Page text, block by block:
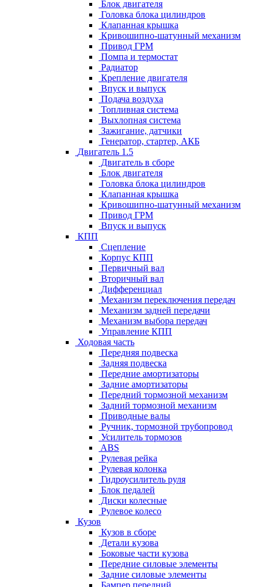
Блок двигателя
Головка блока цилиндров
Клапанная крышка
Кривошипно-шатунный механизм
Привод ГРМ
Помпа и термостат
Радиатор
Крепление двигателя
Впуск и выпуск
Подача воздуха
Топливная система
Выхлопная система
Зажигание, датчики
Генератор, стартер, АКБ
Двигатель 1.5
Двигатель в сборе
Блок двигателя
Головка блока цилиндров
Клапанная крышка
Кривошипно-шатунный механизм
Привод ГРМ
Впуск и выпуск
КПП
Сцепление
Корпус КПП
Первичный вал
Вторичный вал
Дифференциал
Механизм переключения передач
Механизм задней передачи
Механизм выбора передач
Управление КПП
Ходовая часть
Передняя подвеска
Задняя подвеска
Передние амортизаторы
Задние амортизаторы
Передний тормозной механизм
Задний тормозной механизм
Приводные валы
Ручник, тормозной трубопровод
Усилитель тормозов
ABS
Рулевая рейка
Рулевая колонка
Гидроусилитель руля
Блок педалей
Диски колесные
Рулевое колесо
Кузов
Кузов в сборе
Детали кузова
Боковые части кузова
Передние силовые элементы
Задние силовые элементы
Бампер передний